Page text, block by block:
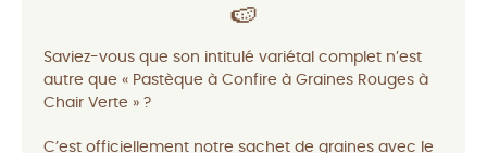
🍉
Saviez-vous que son intitulé variétal complet n’est
autre que « Pastèque à Confire à Graines Rouges à
Chair Verte » ?
C’est officiellement notre sachet de graines avec le